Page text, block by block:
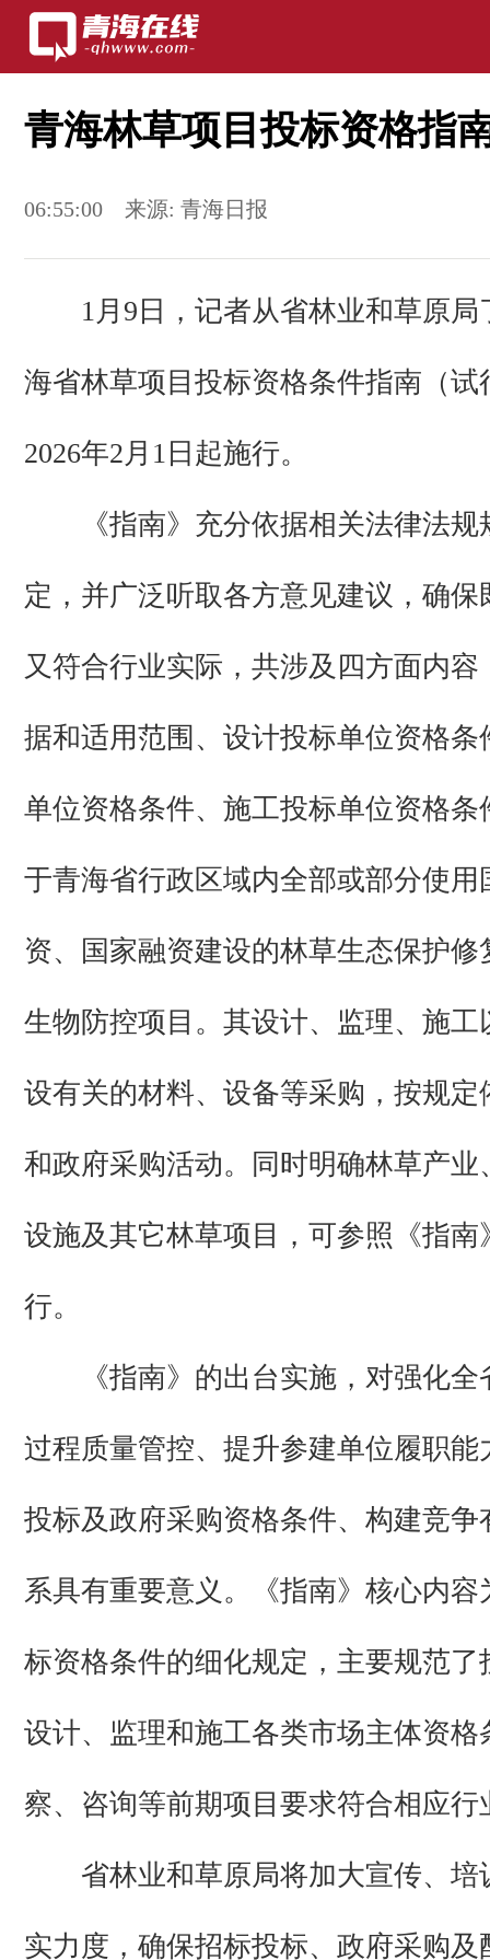
青海林草项目投标资格指
06:55:00 来源:青海日报
1月9日，记者从省林业和草原局
海省林草项目投标资格条件指南（试
2026年2月1日起施行。
《指南》充分依据相关法律法规
定，并广泛听取各方意见建议，确保
又符合行业实际，共涉及四方面内容
据和适用范围、设计投标单位资格条
单位资格条件、施工投标单位资格条
于青海省行政区域内全部或部分使用
资、国家融资建设的林草生态保护修
生物防控项目。其设计、监理、施工
设有关的材料、设备等采购，按规定
和政府采购活动。同时明确林草产业
设施及其它林草项目，可参照《指南
行。
《指南》的出台实施，对强化全
过程质量管控、提升参建单位履职能
投标及政府采购资格条件、构建竞争
系具有重要意义。《指南》核心内容
标资格条件的细化规定，主要规范了
设计、监理和施工各类市场主体资格
察、咨询等前期项目要求符合相应行
省林业和草原局将加大宣传、培
实力度，确保招标投标、政府采购及